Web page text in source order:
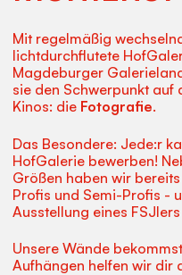
Mit regelmäßig
lichtdurchflutete
Magdeburger
sie den Schwerpunkt auf
Kinos: die Fotografie.
Das Besondere: Jede:r
HofGalerie bewerben!
Größen haben wir
Profis und Semi-Profis -
Ausstellung eines
Unsere Wände
Aufhängen helfen wir dir